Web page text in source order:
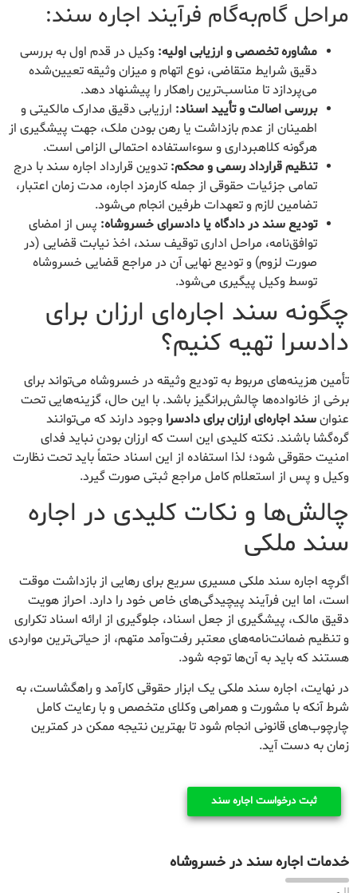
مراحل گام‌به‌گام فرآیند اجاره سند:
مشاوره تخصصی و ارزیابی اولیه: وکیل در قدم اول به بررسی
دقیق شرایط متقاضی، نوع اتهام و میزان وثیقه تعیین‌شده
می‌پردازد تا مناسب‌ترین راهکار را پیشنهاد دهد.
بررسی اصالت و تأیید اسناد: ارزیابی دقیق مدارک مالکیتی و
اطمینان از عدم بازداشت یا رهن بودن ملک، جهت پیشگیری از
هرگونه کلاهبرداری و سوءاستفاده احتمالی الزامی است.
تنظیم قرارداد رسمی و محکم: تدوین قرارداد اجاره سند با درج
تمامی جزئیات حقوقی از جمله کارمزد اجاره، مدت زمان اعتبار،
تضامین لازم و تعهدات طرفین انجام می‌شود.
تودیع سند در دادگاه یا دادسرای خسروشاه: پس از امضای
توافق‌نامه، مراحل اداری توقیف سند، اخذ نیابت قضایی (در
صورت لزوم) و تودیع نهایی آن در مراجع قضایی خسروشاه
توسط وکیل پیگیری می‌شود.
چگونه سند اجاره‌ای ارزان برای
دادسرا تهیه کنیم؟
تأمین هزینه‌های مربوط به تودیع وثیقه در خسروشاه می‌تواند برای
برخی از خانواده‌ها چالش‌برانگیز باشد. با این حال، گزینه‌هایی تحت
عنوانسند اجاره‌ای ارزان برای دادسرا وجود دارند که می‌توانند
گره‌گشا باشند. نکته کلیدی این است که ارزان بودن نباید فدای
امنیت حقوقی شود؛ لذا استفاده از این اسناد حتماً باید تحت نظارت
وکیل و پس از استعلام کامل مراجع ثبتی صورت گیرد.
چالش‌ها و نکات کلیدی در اجاره
سند ملکی
اگرچه اجاره سند ملکی مسیری سریع برای رهایی از بازداشت موقت
است، اما این فرآیند پیچیدگی‌های خاص خود را دارد. احراز هویت
دقیق مالک، پیشگیری از جعل اسناد، جلوگیری از ارائه اسناد تکراری
و تنظیم ضمانت‌نامه‌های معتبر رفت‌وآمد متهم، از حیاتی‌ترین مواردی
هستند که باید به آن‌ها توجه شود.
در نهایت، اجاره سند ملکی یک ابزار حقوقی کارآمد و راهگشاست، به
شرط آنکه با مشورت و همراهی وکلای متخصص و با رعایت کامل
چارچوب‌های قانونی انجام شود تا بهترین نتیجه ممکن در کمترین
زمان به دست آید.
ثبت درخواست اجاره سند
خدمات اجاره سند در خسروشاه